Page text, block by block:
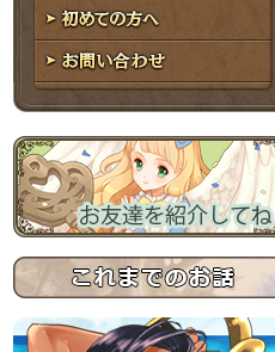
戦闘マニュアル
初めての方へ
お問い合わせ